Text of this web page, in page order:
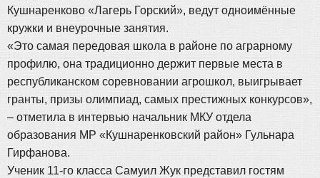
Кушнаренково «Лагерь Горский», ведут одноимённые
кружки и внеурочные занятия.
«Это самая передовая школа в районе по аграрному
профилю, она традиционно держит первые места в
республиканском соревновании агрошкол, выигрывает
гранты, призы олимпиад, самых престижных конкурсов»,
– отметила в интервью начальник МКУ отдела
образования МР «Кушнаренковский район» Гульнара
Гирфанова.
Ученик 11-го класса Самуил Жук представил гостям